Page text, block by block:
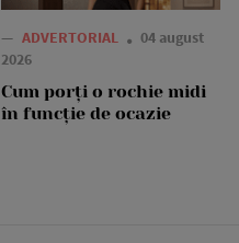
— ADVERTORIAL
04 august
2026
Cum porți o rochie midi
în funcție de ocazie